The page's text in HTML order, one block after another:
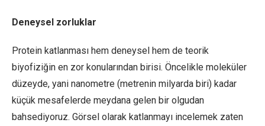
Deneysel zorluklar
Protein katlanması hem deneysel hem de teorik
biyofiziğin en zor konularından birisi. Öncelikle moleküler
düzeyde, yani nanometre (metrenin milyarda biri) kadar
küçük mesafelerde meydana gelen bir olgudan
bahsediyoruz. Görsel olarak katlanmayı incelemek zaten